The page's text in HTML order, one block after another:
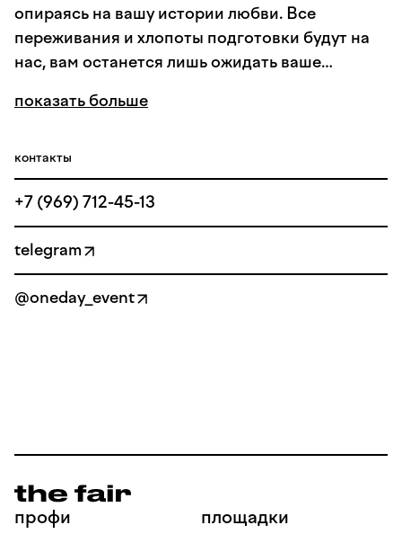
опираясь на вашу истории любви. Все
переживания и хлопоты подготовки будут на
нас, вам останется лишь ожидать ваше
уже более 5 лет. Каждая свадьба, каждая пара
вдохновения. Мы становимся единым целым в
организации торжества, ведь над каждым
проектом работает сразу 3 специалиста, что
позволяет нам всегда быть на связи и
оперативно решать задачи. Именно поэтому
наши свадьбы уникальные и запоминающиеся,
а пары и гости торжества становятся нашими
показать больше
контакты
+7 (969) 712-45-13
telegram
@oneday_event
профи площадки